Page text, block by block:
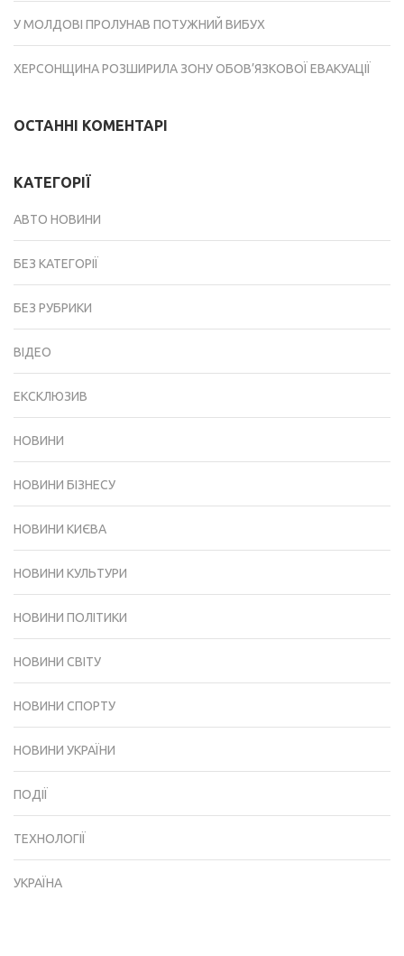
У МОЛДОВІ ПРОЛУНАВ ПОТУЖНИЙ ВИБУХ
ХЕРСОНЩИНА РОЗШИРИЛА ЗОНУ ОБОВ’ЯЗКОВОЇ ЕВАКУАЦІЇ
ОСТАННІ КОМЕНТАРІ
КАТЕГОРІЇ
АВТО НОВИНИ
БЕЗ КАТЕГОРІЇ
БЕЗ РУБРИКИ
ВІДЕО
ЕКСКЛЮЗИВ
НОВИНИ
НОВИНИ БІЗНЕСУ
НОВИНИ КИЄВА
НОВИНИ КУЛЬТУРИ
НОВИНИ ПОЛІТИКИ
НОВИНИ СВІТУ
НОВИНИ СПОРТУ
НОВИНИ УКРАЇНИ
ПОДІЇ
ТЕХНОЛОГІЇ
УКРАЇНА